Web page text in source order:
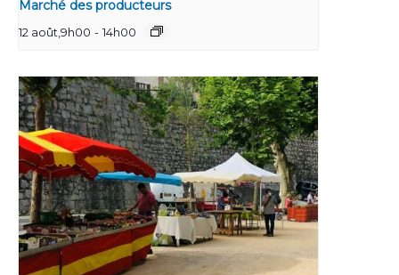
Marché des producteurs
12 août,9h00 - 14h00